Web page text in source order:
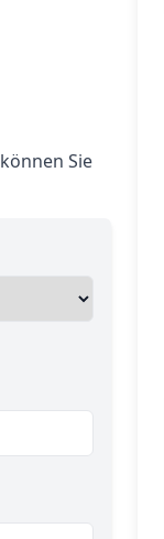
Sie